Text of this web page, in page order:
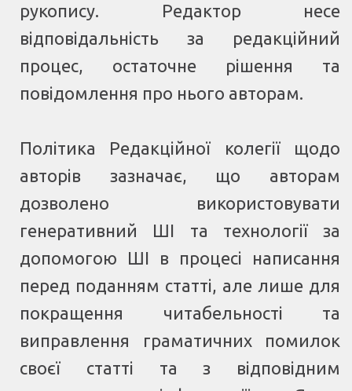
рукопису. Редактор несе
відповідальність за редакційний
процес, остаточне рішення та
повідомлення про нього авторам.
Політика Редакційної колегії щодо
авторів зазначає, що авторам
дозволено використовувати
генеративний ШІ та технології за
допомогою ШІ в процесі написання
перед поданням статті, але лише для
покращення читабельності та
виправлення граматичних помилок
своєї статті та з відповідним